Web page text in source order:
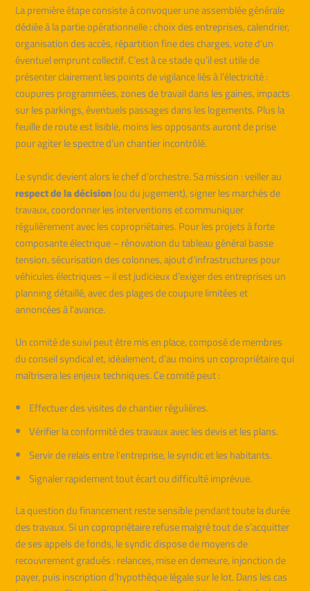
La première étape consiste à convoquer une assemblée générale
dédiée à la partie opérationnelle : choix des entreprises, calendrier,
organisation des accès, répartition fine des charges, vote d’un
éventuel emprunt collectif. C’est à ce stade qu’il est utile de
présenter clairement les points de vigilance liés à l’électricité :
coupures programmées, zones de travail dans les gaines, impacts
sur les parkings, éventuels passages dans les logements. Plus la
feuille de route est lisible, moins les opposants auront de prise
pour agiter le spectre d’un chantier incontrôlé.
Le syndic devient alors le chef d’orchestre. Sa mission : veiller au
respect de la décision(ou du jugement), signer les marchés de
travaux, coordonner les interventions et communiquer
régulièrement avec les copropriétaires. Pour les projets à forte
composante électrique – rénovation du tableau général basse
tension, sécurisation des colonnes, ajout d’infrastructures pour
véhicules électriques – il est judicieux d’exiger des entreprises un
planning détaillé, avec des plages de coupure limitées et
annoncées à l’avance.
Un comité de suivi peut être mis en place, composé de membres
du conseil syndical et, idéalement, d’au moins un copropriétaire qui
maîtrisera les enjeux techniques. Ce comité peut :
Effectuer des visites de chantier régulières.
Vérifier la conformité des travaux avec les devis et les plans.
Servir de relais entre l’entreprise, le syndic et les habitants.
Signaler rapidement tout écart ou difficulté imprévue.
La question du financement reste sensible pendant toute la durée
des travaux. Si un copropriétaire refuse malgré tout de s’acquitter
de ses appels de fonds, le syndic dispose de moyens de
recouvrement gradués : relances, mise en demeure, injonction de
payer, puis inscription d’hypothèque légale sur le lot. Dans les cas